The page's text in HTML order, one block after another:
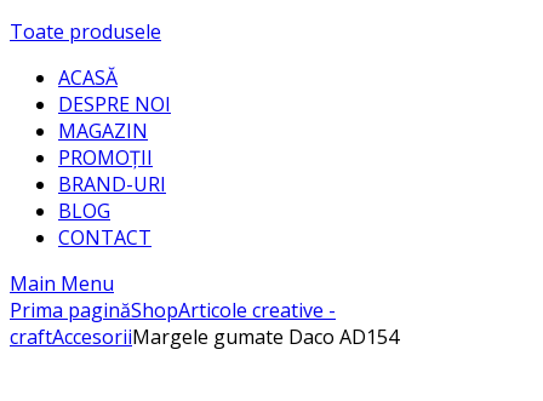
Toate produsele
ACASĂ
DESPRE NOI
MAGAZIN
PROMOȚII
BRAND-URI
BLOG
CONTACT
Main Menu
Prima paginăShopArticole creative -
craftAccesoriiMargele gumate Daco AD154